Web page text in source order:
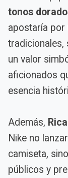
tonos
apostaría por
tradicionales,
un valor
aficionados
esencia
Además,
Nike no
camiseta,
públicos y